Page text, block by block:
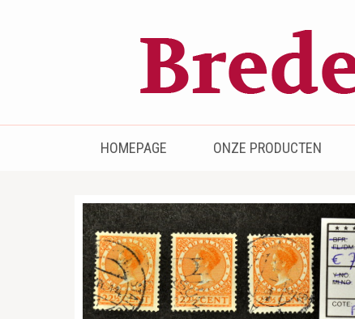
Bredenhof
Postzegels en munten
HOMEPAGE ONZE PRODUCTEN